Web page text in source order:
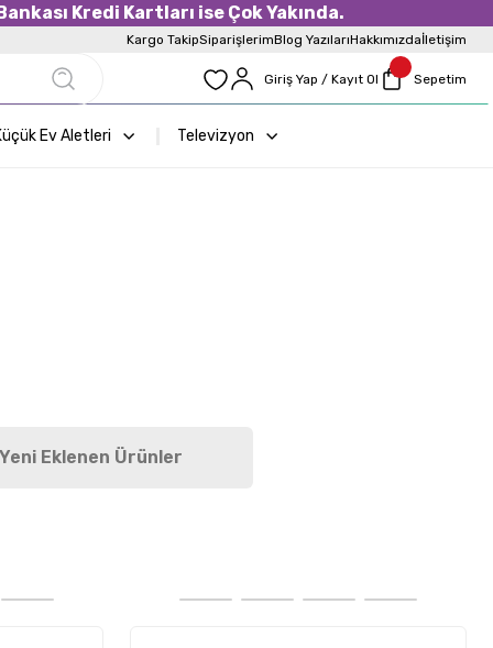
Kredi Kartları ise Çok Yakında.
Kargo TakipSiparişlerimBlog YazılarıHakkımızdaİletişim
Giriş Yap / Kayıt Ol Sepetim
Ev Aletleri Televizyon
Yeni Eklenen Ürünler